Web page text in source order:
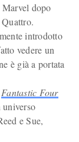
dopo
introdotto
vedere un
è già a portata
Fantastic Four
e Sue,